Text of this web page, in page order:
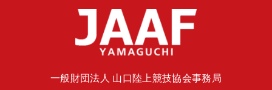
一般財団法人 山口陸上競技協会事務局